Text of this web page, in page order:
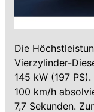
Die
Vierzylinder-
145 kW (197
100 km/h
7,7 Sekunden.